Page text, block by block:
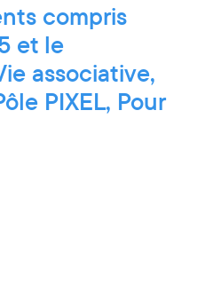
compris
et le
associative,
PIXEL, Pour